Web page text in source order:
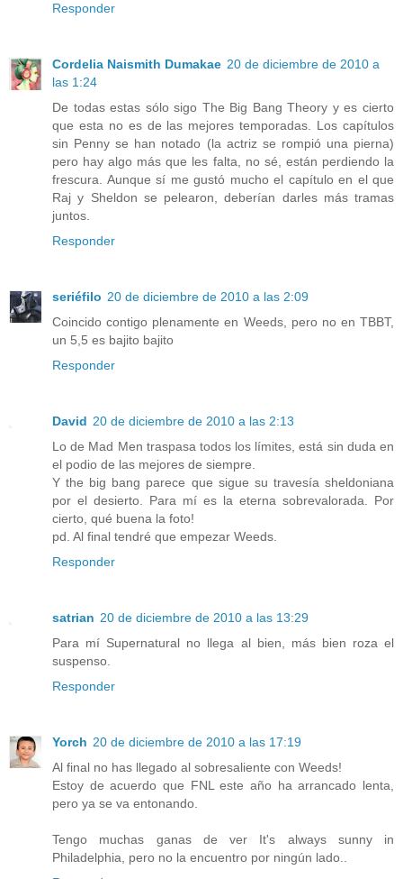
Responder
Cordelia Naismith Dumakae 20 de diciembre de 2010 a
las 1:24
De todas estas sólo sigo The Big Bang Theory y es cierto
que esta no es de las mejores temporadas. Los capítulos
sin Penny se han notado (la actriz se rompió una pierna)
pero hay algo más que les falta, no sé, están perdiendo la
frescura. Aunque sí me gustó mucho el capítulo en el que
Raj y Sheldon se pelearon, deberían darles más tramas
juntos.
Responder
seriéfilo 20 de diciembre de 2010 a las 2:09
Coincido contigo plenamente en Weeds, pero no en TBBT,
un 5,5 es bajito bajito
Responder
David 20 de diciembre de 2010 a las 2:13
Lo de Mad Men traspasa todos los límites, está sin duda en
el podio de las mejores de siempre.
Y the big bang parece que sigue su travesía sheldoniana
por el desierto. Para mí es la eterna sobrevalorada. Por
cierto, qué buena la foto!
pd. Al final tendré que empezar Weeds.
Responder
satrian 20 de diciembre de 2010 a las 13:29
Para mí Supernatural no llega al bien, más bien roza el
suspenso.
Responder
Yorch 20 de diciembre de 2010 a las 17:19
Al final no has llegado al sobresaliente con Weeds!
Estoy de acuerdo que FNL este año ha arrancado lenta,
pero ya se va entonando.
Tengo muchas ganas de ver It's always sunny in
Philadelphia, pero no la encuentro por ningún lado..